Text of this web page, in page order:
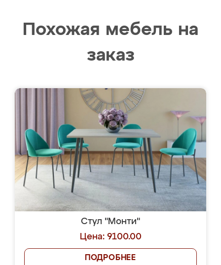
Похожая мебель на
заказ
Стул "Монти"
Цена: 9100.00
ПОДРОБНЕЕ